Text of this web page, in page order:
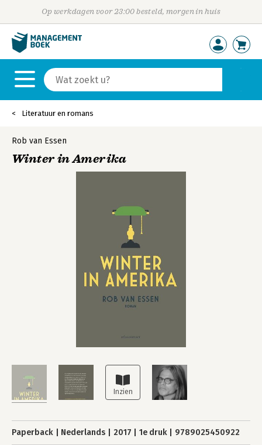
Op werkdagen voor 23:00 besteld, morgen in huis
Literatuur en romans
Rob van Essen
Winter in Amerika
Paperback Nederlands 2017 1e druk 9789025450922